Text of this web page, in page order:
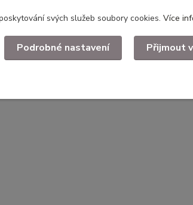
svých služeb soubory cookies. Více
Podrobné nastavení Přijmout